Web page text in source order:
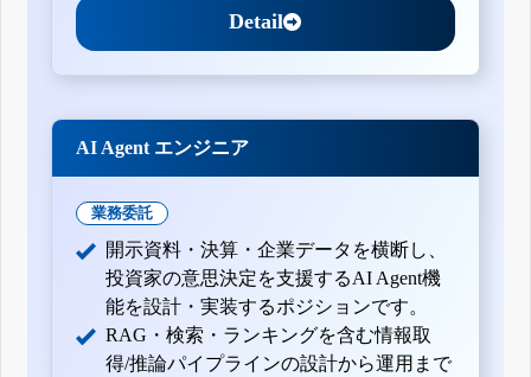
Detail
AI Agent エンジニア
業務委託
開示資料・決算・企業データを横断し、
投資家の意思決定を支援するAI Agent機
能を設計・実装するポジションです。
RAG・検索・ランキングを含む情報取
得/推論パイプラインの設計から運用まで